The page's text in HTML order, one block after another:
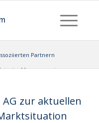
Partnern
Management
zur aktuellen